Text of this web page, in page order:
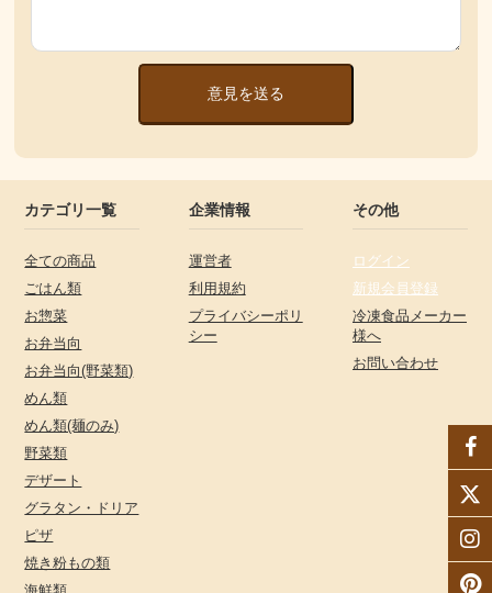
意見を送る
カテゴリ一覧
全ての商品
ごはん類
お惣菜
お弁当向
お弁当向(野菜類)
めん類
めん類(麺のみ)
野菜類
デザート
グラタン・ドリア
ピザ
焼き粉もの類
企業情報
運営者
利用規約
プライバシーポリ
シー
その他
ログイン
新規会員登録
冷凍食品メーカー
様へ
お問い合わせ